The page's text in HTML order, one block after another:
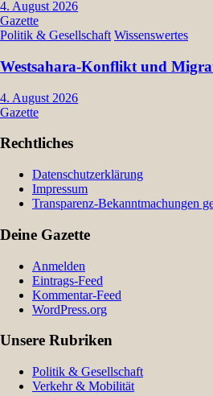
4. August 2026
Gazette
Politik & Gesellschaft Wissenswertes
Westsahara-Konflikt und
4. August 2026
Gazette
Rechtliches
Datenschutzerklärung
Impressum
Transparenz-Bekanntmachungen
Deine Gazette
Anmelden
Eintrags-Feed
Kommentar-Feed
WordPress.org
Unsere Rubriken
Politik & Gesellschaft
Verkehr & Mobilität